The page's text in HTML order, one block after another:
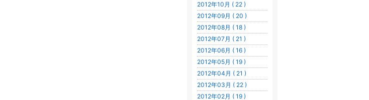
2012年10月 ( 22 )
2012年09月 ( 20 )
2012年08月 ( 18 )
2012年07月 ( 21 )
2012年06月 ( 16 )
2012年05月 ( 19 )
2012年04月 ( 21 )
2012年03月 ( 22 )
2012年02月 ( 19 )